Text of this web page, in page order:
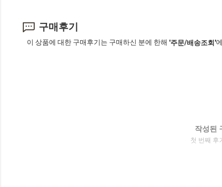
구매후기
이 상품에 대한 구매후기는 구매하신 분에 한해 '주문/배송조회'
작성된
첫 번째 후